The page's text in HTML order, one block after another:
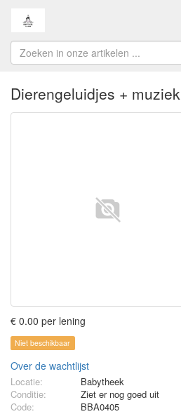
Dierengeluidjes + muziek
€ 0.00 per lening
Niet beschikbaar
Over de wachtlijst
Locatie:
Babytheek
Conditie:
Ziet er nog goed uit
Code:
BBA0405